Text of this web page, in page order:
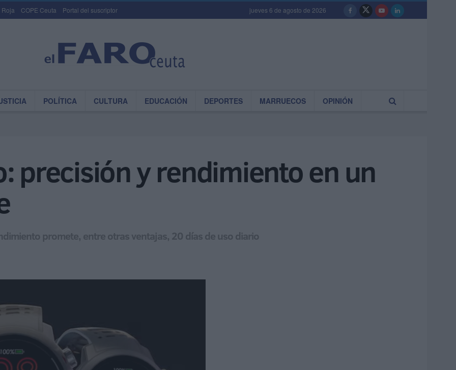
Roja COPE Ceuta Portal del suscriptor jueves 6 de agosto de 2026
POLÍTICA CULTURA EDUCACIÓN DEPORTES MARRUECOS OPINIÓN
precisión y rendimiento en un
promete, entre otras ventajas, 20 días de uso diario